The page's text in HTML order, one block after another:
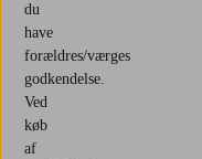
du
have
forældres/værges
godkendelse.
Ved
køb
af